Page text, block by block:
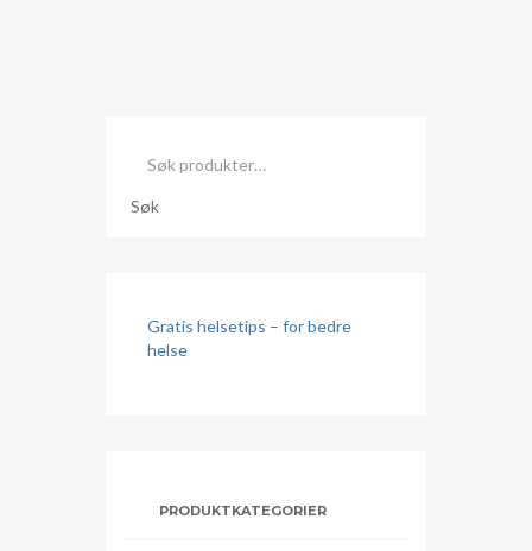
etter:
Søk
Gratis helsetips – for bedre
helse
PRODUKTKATEGORIER